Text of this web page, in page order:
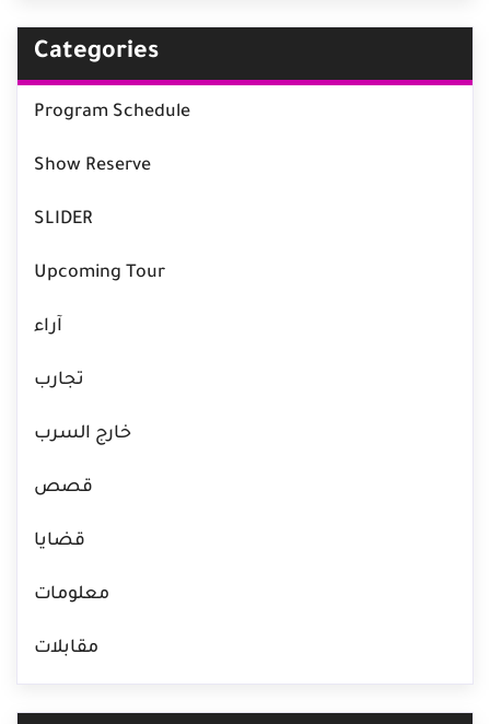
Categories
Program Schedule
Show Reserve
SLIDER
Upcoming Tour
آراء
تجارب
خارج السرب
قصص
قضايا
معلومات
مقابلات